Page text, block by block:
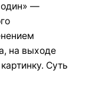
—
на выходе
Суть